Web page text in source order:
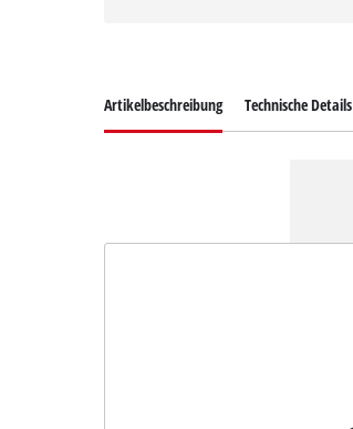
Artikelbeschreibung Technische Details